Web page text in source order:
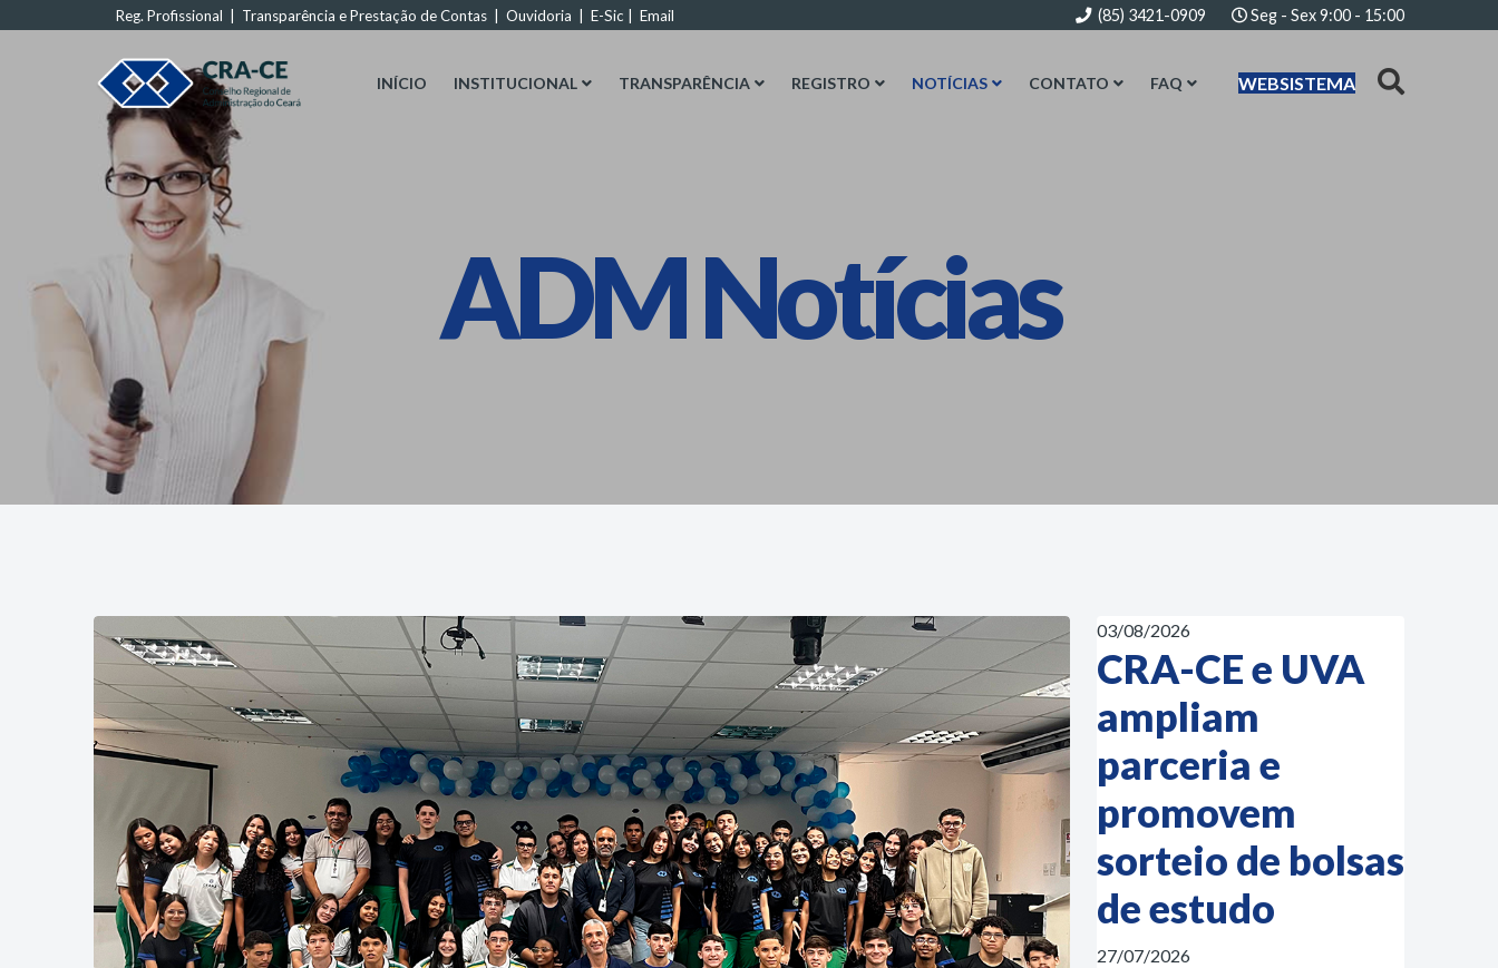
Reg. Profissional Transparência e Prestação de Contas Ouvidoria E-Sic Email (85) 3421-0909 Seg - Sex 9:00 - 15:00
WEBSISTEMA
INÍCIO INSTITUCIONAL TRANSPARÊNCIA REGISTRO NOTÍCIAS CONTATO FAQ
ADM Notícias
03/08/2026
CRA-CE e UVA
ampliam
parceria e
promovem
sorteio de bolsas
de estudo
27/07/2026